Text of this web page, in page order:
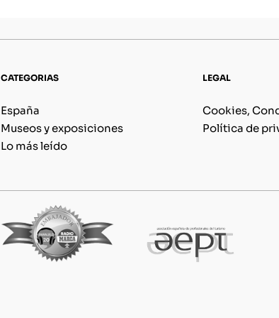
CATEGORIAS
España
Museos y exposiciones
Lo más leído
LEGAL
Cookies,
Política de